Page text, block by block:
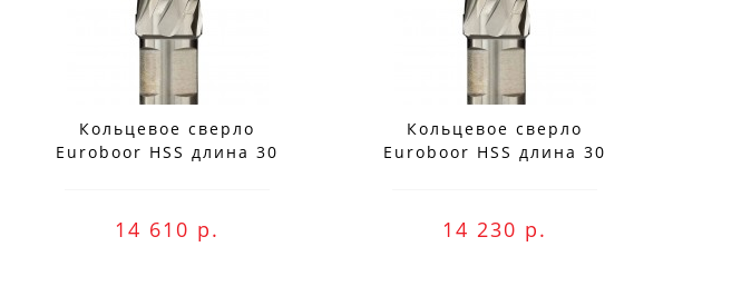
Кольцевое сверло
Euroboor HSS длина 30
14 610 р.
Кольцевое сверло
Euroboor HSS длина 30
14 230 р.